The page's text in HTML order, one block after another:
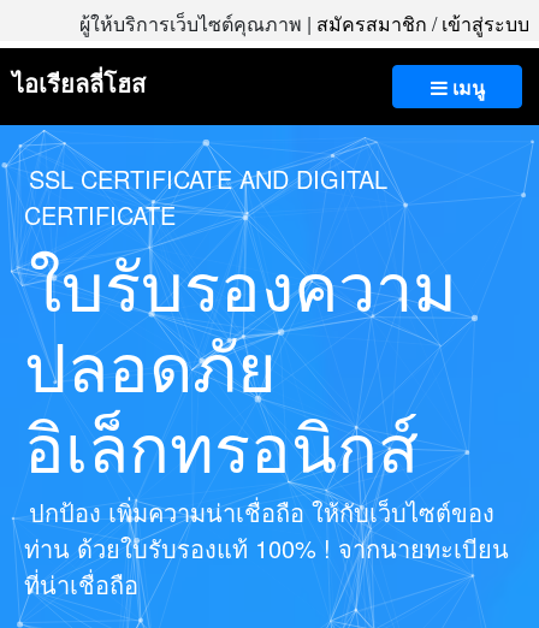
ผู้ให้บริการเว็บไซต์คุณภาพ | สมัครสมาชิก /เข้าสู่ระบบ
เมนู
ไอเรียลลี่โฮส
SSL CERTIFICATE AND DIGITAL
CERTIFICATE
ใบรับรองความ
ปลอดภัย
อิเล็กทรอนิกส์
ปกป้อง เพิ่มความน่าเชื่อถือ ให้กับเว็บไซต์ของ
ท่าน ด้วยใบรับรองแท้ 100% ! จากนายทะเบียน
ที่น่าเชื่อถือ